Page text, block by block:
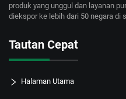
produk yang unggul dan layanan
diekspor ke lebih dari 50 negara di
Tautan Cepat
Halaman Utama